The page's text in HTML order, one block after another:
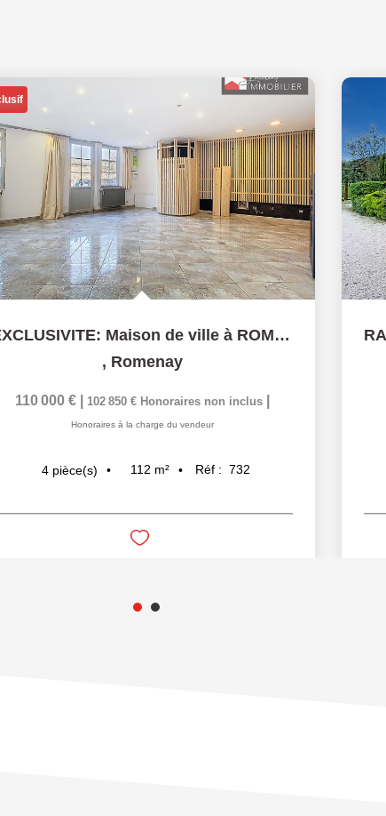
EXCLUSIVITE: Maison de ville à ROMENAY
, Romenay
110 000 € 102 850 € Honoraires non inclus
Honoraires à la charge du vendeur
4 pièce(s) 112 m² Réf : 732